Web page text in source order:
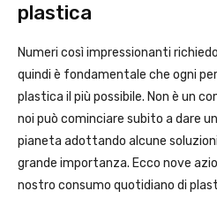
plastica
Numeri così impressionanti
quindi è fondamentale che ogni
plastica il più possibile. Non è un
noi può cominciare subito a dare
pianeta adottando alcune
grande importanza. Ecco nove
nostro consumo quotidiano di